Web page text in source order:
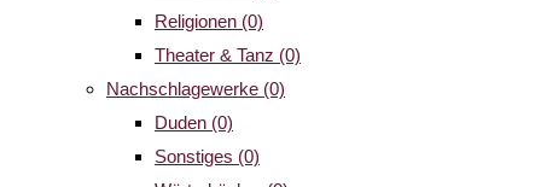
Religionen (0)
Theater & Tanz (0)
Nachschlagewerke (0)
Duden (0)
Sonstiges (0)